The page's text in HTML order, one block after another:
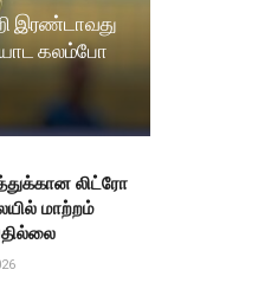
இரண்டாவது
கலம்போ
லிட்ரோ
மாற்றம்